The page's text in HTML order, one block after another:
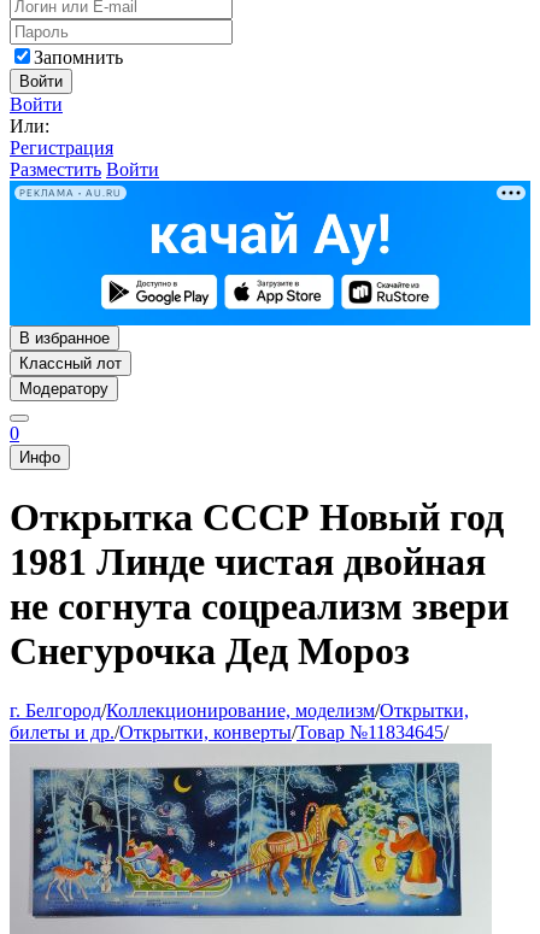
Запомнить
Войти
Войти
Или:
Регистрация
Разместить Войти
РЕКЛАМА • AU.RU
В избранное
Классный лот
Модератору
0
Инфо
Открытка СССР Новый год
1981 Линде чистая двойная
не согнута соцреализм звери
Снегурочка Дед Мороз
г. Белгород/Коллекционирование, моделизм/Открытки,
билеты и др./Открытки, конверты/Товар №11834645/